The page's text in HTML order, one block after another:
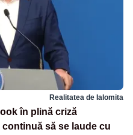
Realitatea de Ialomita
în plină criză
să se laude cu